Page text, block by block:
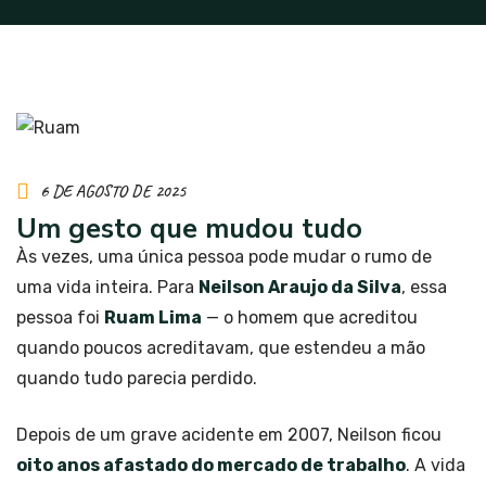
6 DE AGOSTO DE 2025
Um gesto que mudou tudo
Às vezes, uma única pessoa pode mudar o rumo de
uma vida inteira. Para Neilson Araujo da Silva, essa
pessoa foi Ruam Lima — o homem que acreditou
quando poucos acreditavam, que estendeu a mão
quando tudo parecia perdido.
Depois de um grave acidente em 2007, Neilson ficou
oito anos afastado do mercado de trabalho. A vida